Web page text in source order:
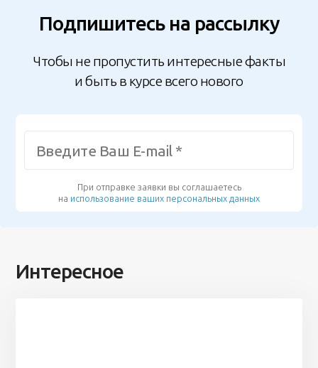
Подпишитесь на рассылку
Чтобы не пропустить интересные факты
и быть в курсе всего нового
При отправке заявки вы соглашаетесь
на использование ваших персональных данных
Интересное